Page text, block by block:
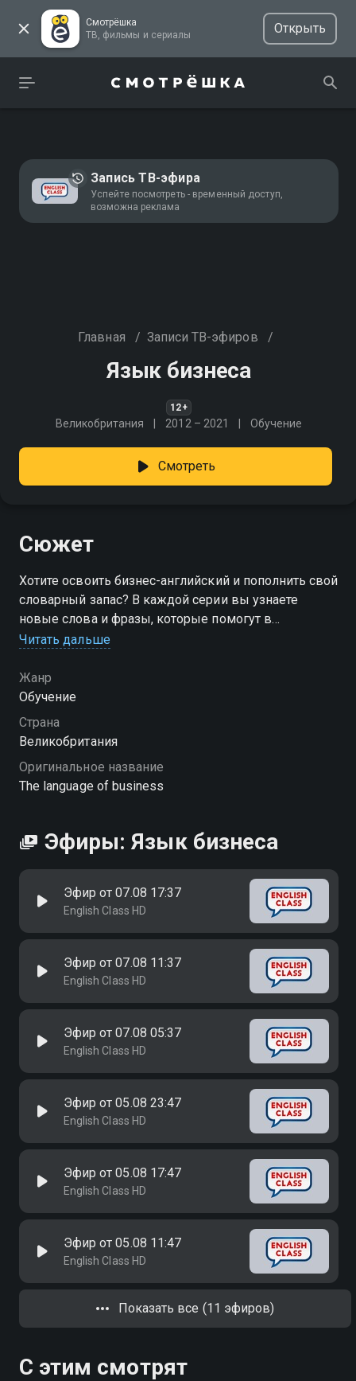
Смотрёшка
ТВ, фильмы и сериалы
Открыть
Запись ТВ-эфира
Успейте посмотреть - временный доступ,
возможна реклама
Главная / Записи ТВ-эфиров /
Язык бизнеса
12+
Великобритания 2012 – 2021 Обучение
Смотреть
Сюжет
Хотите освоить бизнес-английский и пополнить свой
словарный запас? В каждой серии вы узнаете
новые слова и фразы, которые помогут в
профессиональной сфере, а также познакомитесь с
Читать дальше
Жанр
Обучение
Страна
Великобритания
Оригинальное название
The language of business
Эфиры: Язык бизнеса
Эфир от 07.08 17:37
English Class HD
Эфир от 07.08 11:37
English Class HD
Эфир от 07.08 05:37
English Class HD
Эфир от 05.08 23:47
English Class HD
Эфир от 05.08 17:47
English Class HD
Эфир от 05.08 11:47
English Class HD
Показать все (11 эфиров)
С этим смотрят